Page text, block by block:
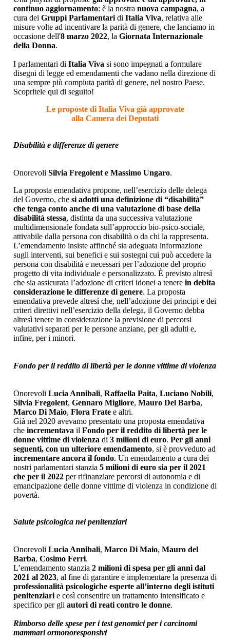
continuo aggiornamento: è la nostra nuova campagna, a
cura dei Gruppi Parlamentari di Italia Viva, relativa alle
misure volte ad incentivare la parità di genere, che lanciamo in
occasione dell'8 marzo 2022, la Giornata Internazionale
della Donna.
I parlamentari di Italia Viva si sono impegnati a formulare
disegni di legge ed emendamenti che vadano nella direzione di
una sempre più compiuta parità di genere, nel nostro Paese.
Scopritele qui di seguito!
Le proposte di Italia Viva già approvate
alla Camera dei Deputati
Disabilità e differenze di genere
Onorevoli Silvia Fregolent e Massimo Ungaro.
La proposta emendativa propone, nell’esercizio delle delega
del Governo, che si adotti una definizione di “disabilità”
che tenga conto anche di una valutazione di base della
disabilità stessa, distinta da una successiva valutazione
multidimensionale fondata sull’approccio bio-psico-sociale,
attivabile dalla persona con disabilità o da chi la rappresenta.
L’emendamento insiste affinché sia adeguata informazione
sugli interventi, sui benefici e sui sostegni cui può accedere la
persona con disabilità e necessari per l’adozione del proprio
progetto di vita individuale e personalizzato. È previsto altresì
che sia assicurata l’adozione di criteri idonei a tenere in debita
considerazione le differenze di genere. La proposta
emendativa prevede altresì che, nell’adozione dei principi e dei
criteri direttivi nell’esercizio della delega, il Governo debba
altresì tenere in considerazione la previsione di percorsi
valutativi separati per le persone anziane, per gli adulti e,
infine, per i minori.
Fondo per il reddito di libertà per le donne vittime di violenza
Onorevoli Lucia Annibali, Raffaella Paita, Luciano Nobili,
Silvia Fregolent, Gennaro Migliore, Mauro Del Barba,
Marco Di Maio, Flora Frate e altri.
Già nel 2020 avevamo presentato una proposta emendativa
che incrementava il Fondo per il reddito di libertà per le
donne vittime di violenza di 3 milioni di euro. Per gli anni
seguenti, con un ulteriore emendamento, si è provveduto ad
incrementare ancora il fondo. Un emendamento a cura dei
nostri parlamentari stanzia 5 milioni di euro sia per il 2021
che per il 2022 per rifinanziare percorsi di autonomia e di
emancipazione delle donne vittime di violenza in condizione di
povertà.
Salute psicologica nei penitenziari
Onorevoli Lucia Annibali, Marco Di Maio, Mauro del
Barba, Cosimo Ferri.
L’emendamento stanzia 2 milioni di spesa per gli anni dal
2021 al 2023, al fine di garantire e implementare la presenza di
professionalità psicologiche esperte all’interno degli istituti
penitenziari e così consentire un trattamento intensificato e
specifico per gli autori di reati contro le donne.
Rimborso delle spese per i test genomici per i carcinomi
mammari ormonoresponsivi